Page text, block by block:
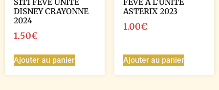
S1T1 FEVE UNITE
DISNEY CRAYONNE
2024
1.50€
Ajouter au panier
FEVE A L’UNITE
ASTERIX 2023
1.00€
Ajouter au panier